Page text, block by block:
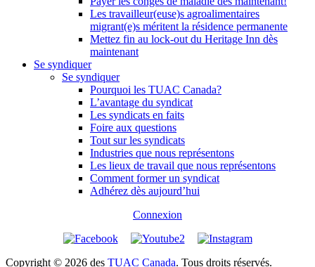
Les travailleur(euse)s agroalimentaires
migrant(e)s méritent la résidence permanente
Mettez fin au lock-out du Heritage Inn dès
maintenant
Se syndiquer
Se syndiquer
Pourquoi les TUAC Canada?
L’avantage du syndicat
Les syndicats en faits
Foire aux questions
Tout sur les syndicats
Industries que nous représentons
Les lieux de travail que nous représentons
Comment former un syndicat
Adhérez dès aujourd’hui
Connexion
Copyright © 2026 des TUAC Canada. Tous droits réservés.